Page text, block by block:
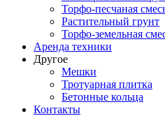
Торфо-песчаная
Растительный грунт
Торфо-земельная
Аренда техники
Другое
Мешки
Тротуарная плитка
Бетонные кольца
Контакты